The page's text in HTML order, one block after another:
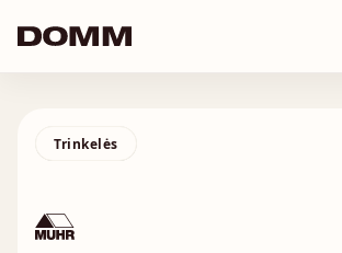
content
Trinkelės